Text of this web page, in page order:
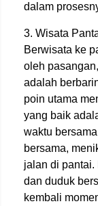
dalam
3. Wisata
Berwisata ke
oleh
adalah
poin utama
yang baik
waktu
bersama,
jalan di pantai.
dan duduk
kembali